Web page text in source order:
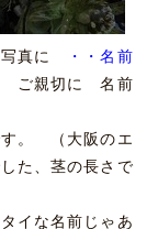
写真に
・・名前
ご親切に 名前
す。 （大阪のエ
た、茎の長さで
イな名前じゃあ